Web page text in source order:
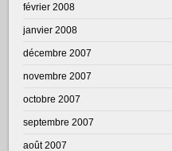
février 2008
janvier 2008
décembre 2007
novembre 2007
octobre 2007
septembre 2007
août 2007